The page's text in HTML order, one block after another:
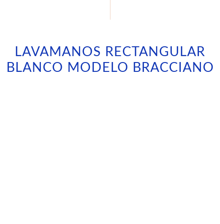
LAVAMANOS RECTANGULAR
BLANCO MODELO BRACCIANO